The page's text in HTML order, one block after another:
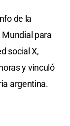
de la
para
social X,
y vinculó
argentina.